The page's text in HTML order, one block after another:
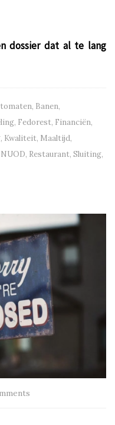
dossier dat al te lang
, Banen,
, Fedorest, Financiën,
, Kwaliteit, Maaltijd,
NUOD, Restaurant, Sluiting,